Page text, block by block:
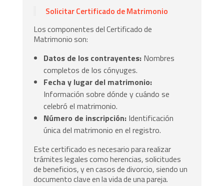
Solicitar Certificado de Matrimonio
Los componentes del Certificado de
Matrimonio son:
Datos de los contrayentes: Nombres
completos de los cónyuges.
Fecha y lugar del matrimonio:
Información sobre dónde y cuándo se
celebró el matrimonio.
Número de inscripción: Identificación
única del matrimonio en el registro.
Este certificado es necesario para realizar
trámites legales como herencias, solicitudes
de beneficios, y en casos de divorcio, siendo un
documento clave en la vida de una pareja.